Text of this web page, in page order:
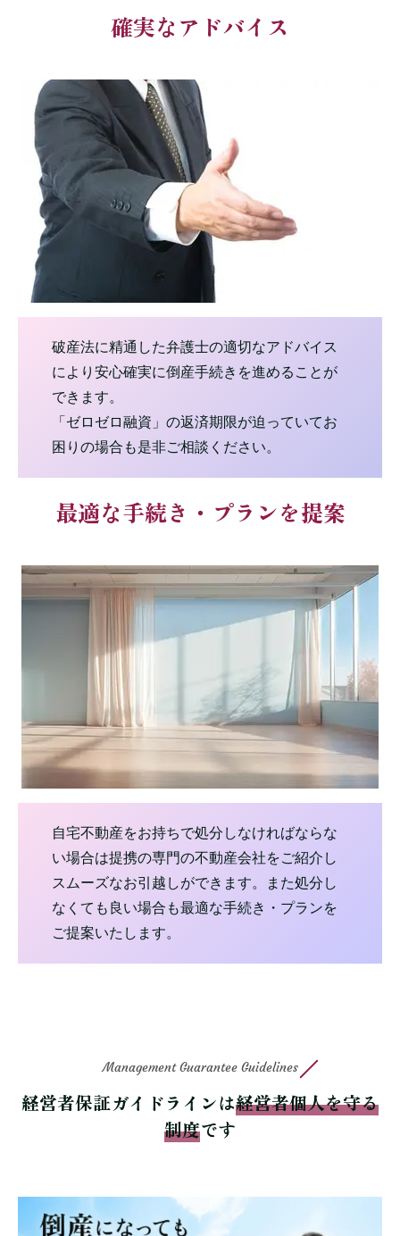
確実なアドバイス
破産法に精通した弁護士の適切なアドバイス
により安心確実に倒産手続きを進めることが
できます。
「ゼロゼロ融資」の返済期限が迫っていてお
困りの場合も是非ご相談ください。
最適な手続き・プランを提案
自宅不動産をお持ちで処分しなければならな
い場合は提携の専門の不動産会社をご紹介し
スムーズなお引越しができます。また処分し
なくても良い場合も最適な手続き・プランを
ご提案いたします。
Management Guarantee Guidelines
経営者保証ガイドラインは経営者個人を守る
制度です